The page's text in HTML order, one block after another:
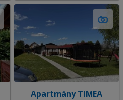
Apartmány TIMEA